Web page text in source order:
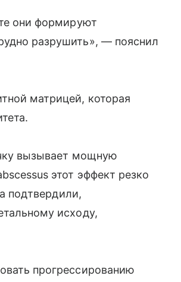
они формируют
разрушить», — пояснил
матрицей, которая
вызывает мощную
этот эффект резко
подтвердили,
исходу,
прогрессированию